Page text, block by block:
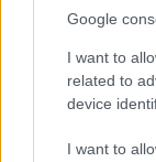
Google
I want to
related to
device
I want to
Group το